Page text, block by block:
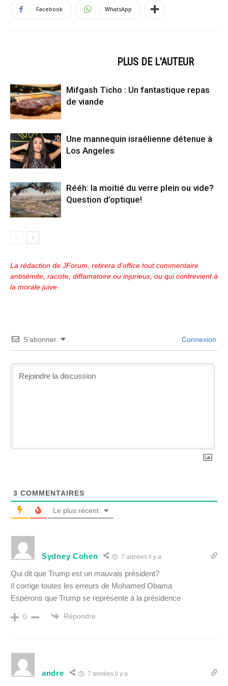
Facebook WhatsApp
PLUS DE L'AUTEUR
Mifgash Ticho : Un fantastique repas
de viande
Une mannequin israélienne détenue à
Los Angeles
Rééh: la moitié du verre plein ou vide?
Question d’optique!
La rédaction de JForum, retirera d'office tout commentaire
antisémite, raciste, diffamatoire ou injurieux, ou qui contrevient à
la morale juive.
S’abonner Connexion
3 COMMENTAIRES
Le plus récent
Sydney Cohen 7 années il y a
Qui dit que Trump est un mauvais président?
Il corrige toutes les erreurs de Mohamed Obama
Espérons que Trump se représente à la présidence
0 Répondre
andre 7 années il y a